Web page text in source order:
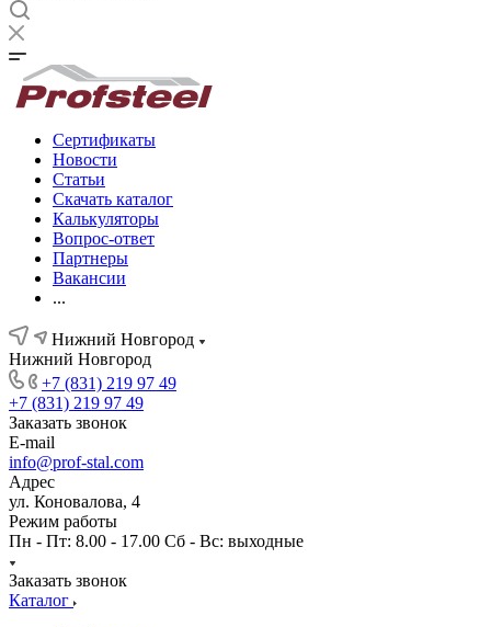
Сертификаты
Новости
Статьи
Скачать каталог
Калькуляторы
Вопрос-ответ
Партнеры
Вакансии
...
Нижний Новгород
Нижний Новгород
+7 (831) 219 97 49
+7 (831) 219 97 49
Заказать звонок
E-mail
info@prof-stal.com
Адрес
ул. Коновалова, 4
Режим работы
Пн - Пт: 8.00 - 17.00 Сб - Вс: выходные
Заказать звонок
Каталог